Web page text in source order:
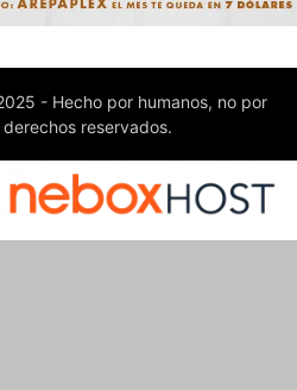
- Hecho por humanos, no por
reservados.